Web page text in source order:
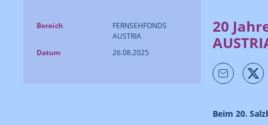
Bereich
FERNSEHFONDS
AUSTRIA
Datum
26.08.2025
20
Beim 20.